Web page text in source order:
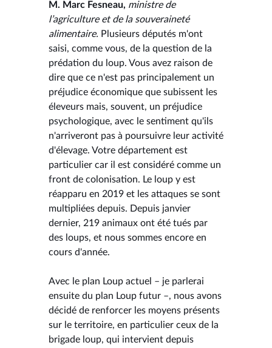
M. Marc Fesneau, ministre de
l’agriculture et de la souveraineté
alimentaire. Plusieurs députés m'ont
saisi, comme vous, de la question de la
prédation du loup. Vous avez raison de
dire que ce n'est pas principalement un
préjudice économique que subissent les
éleveurs mais, souvent, un préjudice
psychologique, avec le sentiment qu'ils
n'arriveront pas à poursuivre leur activité
d'élevage. Votre département est
particulier car il est considéré comme un
front de colonisation. Le loup y est
réapparu en 2019 et les attaques se sont
multipliées depuis. Depuis janvier
dernier, 219 animaux ont été tués par
des loups, et nous sommes encore en
cours d'année.
Avec le plan Loup actuel – je parlerai
ensuite du plan Loup futur –, nous avons
décidé de renforcer les moyens présents
sur le territoire, en particulier ceux de la
brigade loup, qui intervient depuis